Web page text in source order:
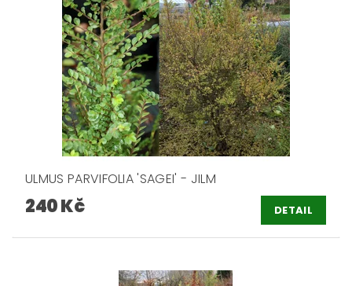
ULMUS PARVIFOLIA 'SAGEI' - JILM
240 Kč DETAIL